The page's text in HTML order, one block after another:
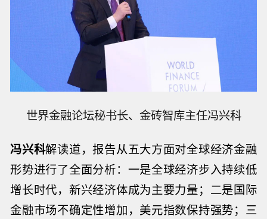
世界金融论坛秘书长、金砖智库主任冯兴科
冯兴科解读道，报告从五大方面对全球经济金融
形势进行了全面分析：一是全球经济步入持续低
增长时代，新兴经济体成为主要力量；二是国际
金融市场不确定性增加，美元指数保持强势；三